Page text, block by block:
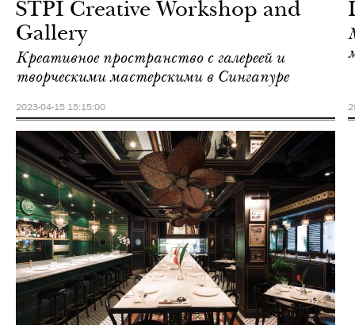
STPI Creative Workshop and
Gallery
Креативное пространство с галереей и
творческими мастерскими в Сингапуре
2023-04-15 15:15:00